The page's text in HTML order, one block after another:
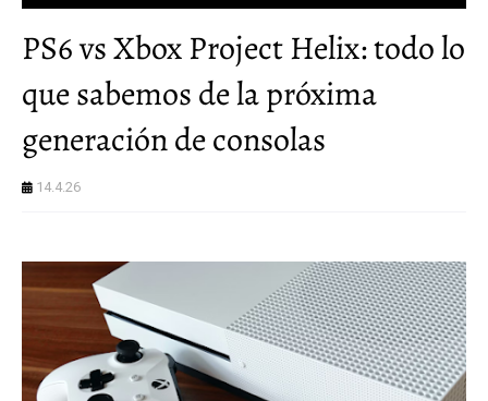
PS6 vs Xbox Project Helix: todo lo
que sabemos de la próxima
generación de consolas
14.4.26